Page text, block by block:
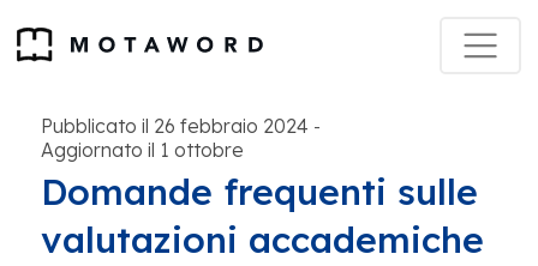
Pubblicato il 26 febbraio 2024 -
Aggiornato il 1 ottobre
Domande frequenti sulle
valutazioni accademiche